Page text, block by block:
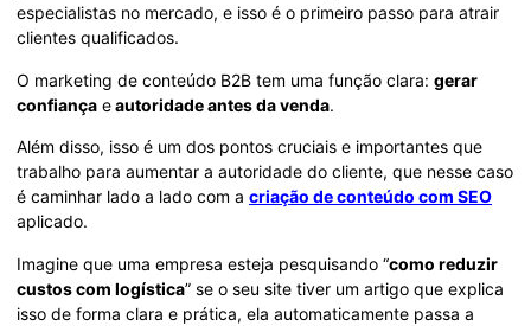
especialistas no mercado, e isso é o primeiro passo para atrair
clientes qualificados.
O marketing de conteúdo B2B tem uma função clara: gerar
confiança eautoridade antes da venda.
Além disso, isso é um dos pontos cruciais e importantes que
trabalho para aumentar a autoridade do cliente, que nesse caso
é caminhar lado a lado com a criação de conteúdo com SEO
aplicado.
Imagine que uma empresa esteja pesquisando “como reduzir
custos com logística” se o seu site tiver um artigo que explica
isso de forma clara e prática, ela automaticamente passa a